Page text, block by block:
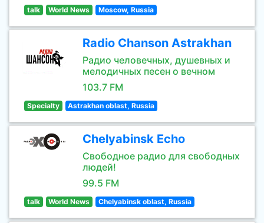
talk World News Moscow, Russia
Radio Chanson Astrakhan
Радио человечных, душевных и
мелодичных песен о вечном
103.7 FM
Specialty Astrakhan oblast, Russia
Chelyabinsk Echo
Свободное радио для свободных
людей!
99.5 FM
talk World News Chelyabinsk oblast, Russia